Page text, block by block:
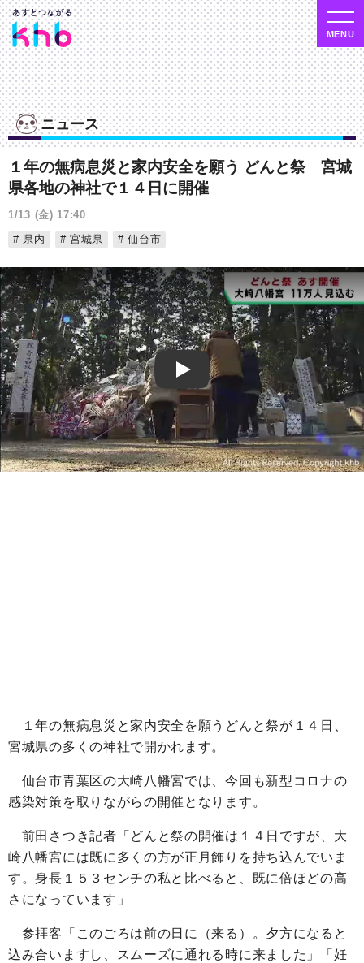
ニュース
１年の無病息災と家内安全を願う どんと祭 宮城
県各地の神社で１４日に開催
1/13 (金) 17:40
県内
宮城県 仙台市
Play
１年の無病息災と家内安全を願うどんと祭が１４日、
宮城県の多くの神社で開かれます。
仙台市青葉区の大崎八幡宮では、今回も新型コロナの
感染対策を取りながらの開催となります。
前田さつき記者「どんと祭の開催は１４日ですが、大
崎八幡宮には既に多くの方が正月飾りを持ち込んでいま
す。身長１５３センチの私と比べると、既に倍ほどの高
さになっています」
参拝客「このごろは前の日に（来る）。夕方になると
込み合いますし、スムーズに通れる時に来ました」「妊